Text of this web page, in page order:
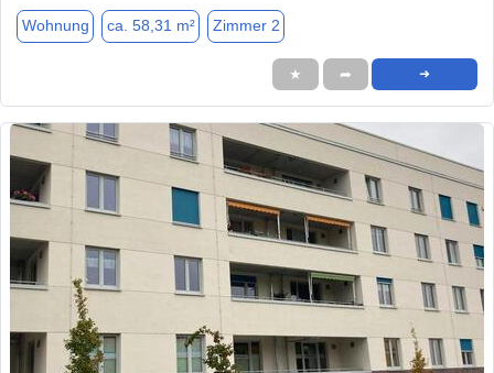
Wohnung ca. 58,31 m² Zimmer 2
★ ➦ ➜